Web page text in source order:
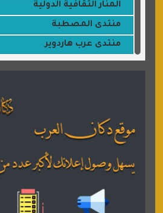
المنار الثقافية الدولية
منتدى المصطبة
منتدى عرب هاردوير
القران للجميع
منتدى همسات روائية
المكتبة الصوتية للقران الكريم
منتدى عدلات